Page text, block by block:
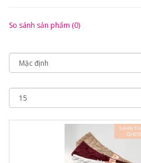
So sánh sản phẩm (0)